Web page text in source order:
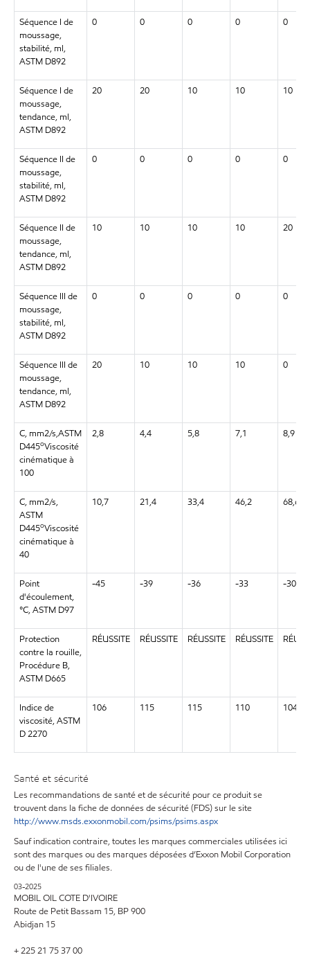
Séquence I de
moussage,
stabilité, ml,
ASTM D892
0 0 0 0 0
Séquence I de
moussage,
tendance, ml,
ASTM D892
20 20 10 10 10
Séquence II de
moussage,
stabilité, ml,
ASTM D892
0 0 0 0 0
Séquence II de
moussage,
tendance, ml,
ASTM D892
10 10 10 10 20
Séquence III de
moussage,
stabilité, ml,
ASTM D892
0 0 0 0 0
Séquence III de
moussage,
tendance, ml,
ASTM D892
20 10 10 10 0
C, mm2/s,ASTM
D445oViscosité
cinématique à
100
2,8 4,4 5,8 7,1 8,9
C, mm2/s,
ASTM
D445oViscosité
cinématique à
40
10,7 21,4 33,4 46,2 68,6
Point
d'écoulement,
°C, ASTM D97
-45 -39 -36 -33 -30
Protection
contre la rouille,
Procédure B,
ASTM D665
RÉUSSITE RÉUSSITE RÉUSSITE RÉUSSITE
Indice de
viscosité, ASTM
D 2270
106 115 115 110 104
Santé et sécurité
Les recommandations de santé et de sécurité pour ce produit se
trouvent dans la fiche de données de sécurité (FDS) sur le site
http://www.msds.exxonmobil.com/psims/psims.aspx
Sauf indication contraire, toutes les marques commerciales utilisées ici
sont des marques ou des marques déposées d’Exxon Mobil Corporation
ou de l'une de ses filiales.
03-2025
MOBIL OIL COTE D'IVOIRE
Route de Petit Bassam 15, BP 900
Abidjan 15
+ 225 21 75 37 00